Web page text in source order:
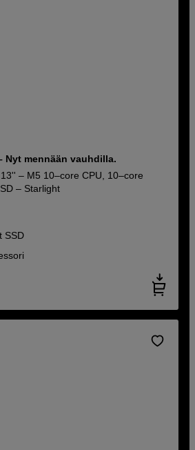
Nyt mennään vauhdilla.
– M5 10–core CPU, 10–core
– Starlight
SSD